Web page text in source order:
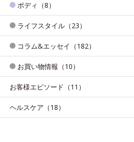
ボディ（8）
ライフスタイル（23）
コラム&エッセイ（182）
お買い物情報（10）
お客様エピソード（11）
ヘルスケア（18）